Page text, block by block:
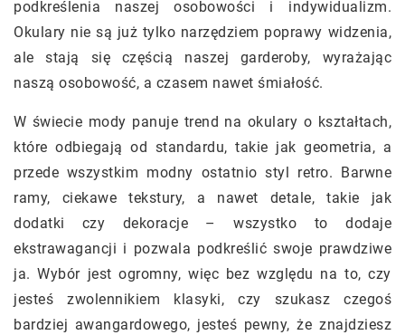
podkreślenia naszej osobowości i indywidualizm.
Okulary nie są już tylko narzędziem poprawy widzenia,
ale stają się częścią naszej garderoby, wyrażając
naszą osobowość, a czasem nawet śmiałość.
W świecie mody panuje trend na okulary o kształtach,
które odbiegają od standardu, takie jak geometria, a
przede wszystkim modny ostatnio styl retro. Barwne
ramy, ciekawe tekstury, a nawet detale, takie jak
dodatki czy dekoracje – wszystko to dodaje
ekstrawagancji i pozwala podkreślić swoje prawdziwe
ja. Wybór jest ogromny, więc bez względu na to, czy
jesteś zwolennikiem klasyki, czy szukasz czegoś
bardziej awangardowego, jesteś pewny, że znajdziesz